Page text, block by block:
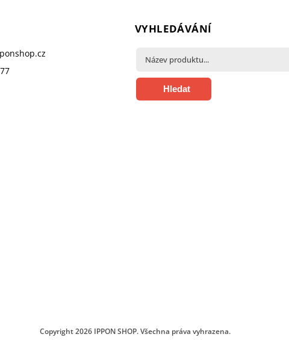
VYHLEDÁVÁNÍ
Hledat
Copyright 2026 IPPON SHOP. Všechna práva vyhrazena.